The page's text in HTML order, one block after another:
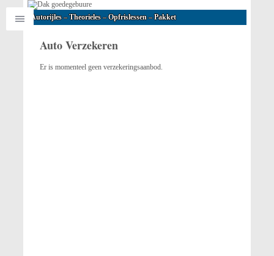
Autorijles – Theorieles – Opfrislessen – Pakket
Auto Verzekeren
Er is momenteel geen verzekeringsaanbod.